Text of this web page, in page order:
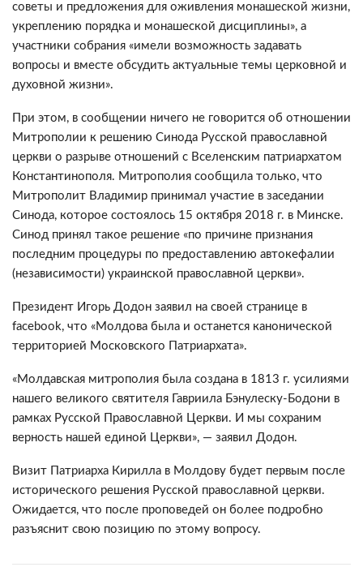
советы и предложения для оживления монашеской жизни,
укреплению порядка и монашеской дисциплины», а
участники собрания «имели возможность задавать
вопросы и вместе обсудить актуальные темы церковной и
духовной жизни».
При этом, в сообщении ничего не говорится об отношении
Митрополии к решению Синода Русской православной
церкви о разрыве отношений с Вселенским патриархатом
Константинополя. Митрополия сообщила только, что
Митрополит Владимир принимал участие в заседании
Синода, которое состоялось 15 октября 2018 г. в Минске.
Синод принял такое решение «по причине признания
последним процедуры по предоставлению автокефалии
(независимости) украинской православной церкви».
Президент Игорь Додон заявил на своей странице в
facebook, что «Молдова была и останется канонической
территорией Московского Патриархата».
«Молдавская митрополия была создана в 1813 г. усилиями
нашего великого святителя Гавриила Бэнулеску-Бодони в
рамках Русской Православной Церкви. И мы сохраним
верность нашей единой Церкви», — заявил Додон.
Визит Патриарха Кирилла в Молдову будет первым после
исторического решения Русской православной церкви.
Ожидается, что после проповедей он более подробно
разъяснит свою позицию по этому вопросу.